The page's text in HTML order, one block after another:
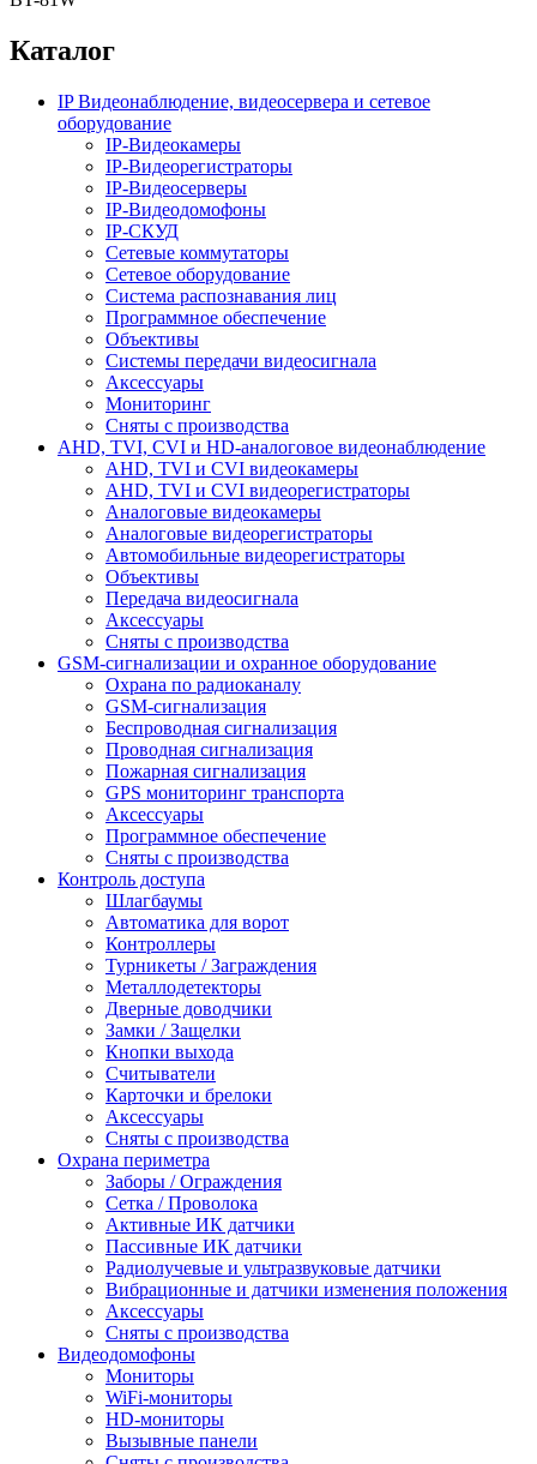
Каталог
IP Видеонаблюдение, видеосервера и сетевое
оборудование
IP-Видеокамеры
IP-Видеорегистраторы
IP-Видеосерверы
IP-Видеодомофоны
IP-СКУД
Сетевые коммутаторы
Сетевое оборудование
Система распознавания лиц
Программное обеспечение
Объективы
Системы передачи видеосигнала
Аксессуары
Мониторинг
Сняты с производства
AHD, TVI, CVI и HD-аналоговое видеонаблюдение
AHD, TVI и CVI видеокамеры
AHD, TVI и CVI видеорегистраторы
Аналоговые видеокамеры
Аналоговые видеорегистраторы
Автомобильные видеорегистраторы
Объективы
Передача видеосигнала
Аксессуары
Сняты с производства
GSM-сигнализации и охранное оборудование
Охрана по радиоканалу
GSM-сигнализация
Беспроводная сигнализация
Проводная сигнализация
Пожарная сигнализация
GPS мониторинг транспорта
Аксессуары
Программное обеспечение
Сняты с производства
Контроль доступа
Шлагбаумы
Автоматика для ворот
Контроллеры
Турникеты / Заграждения
Металлодетекторы
Дверные доводчики
Замки / Защелки
Кнопки выхода
Считыватели
Карточки и брелоки
Аксессуары
Сняты с производства
Охрана периметра
Заборы / Ограждения
Сетка / Проволока
Активные ИК датчики
Пассивные ИК датчики
Радиолучевые и ультразвуковые датчики
Вибрационные и датчики изменения положения
Аксессуары
Сняты с производства
Видеодомофоны
Мониторы
WiFi-мониторы
HD-мониторы
Вызывные панели